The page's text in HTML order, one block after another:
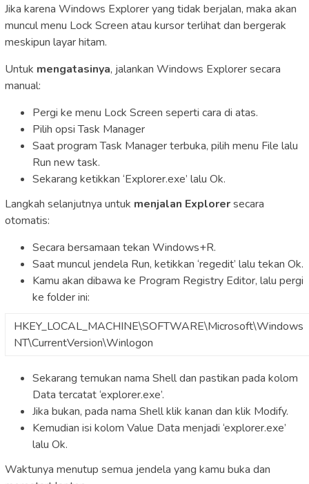
Jika karena Windows Explorer yang tidak berjalan, maka akan
muncul menu Lock Screen atau kursor terlihat dan bergerak
meskipun layar hitam.
Untuk mengatasinya, jalankan Windows Explorer secara
manual:
Pergi ke menu Lock Screen seperti cara di atas.
Pilih opsi Task Manager
Saat program Task Manager terbuka, pilih menu File lalu
Run new task.
Sekarang ketikkan ‘Explorer.exe’ lalu Ok.
Langkah selanjutnya untuk menjalan Explorersecara
otomatis:
Secara bersamaan tekan Windows+R.
Saat muncul jendela Run, ketikkan ‘regedit’ lalu tekan Ok.
Kamu akan dibawa ke Program Registry Editor, lalu pergi
ke folder ini:
HKEY_LOCAL_MACHINE\SOFTWARE\Microsoft\Windows
NT\CurrentVersion\Winlogon
Sekarang temukan nama Shell dan pastikan pada kolom
Data tercatat ‘explorer.exe’.
Jika bukan, pada nama Shell klik kanan dan klik Modify.
Kemudian isi kolom Value Data menjadi ‘explorer.exe’
lalu Ok.
Waktunya menutup semua jendela yang kamu buka dan